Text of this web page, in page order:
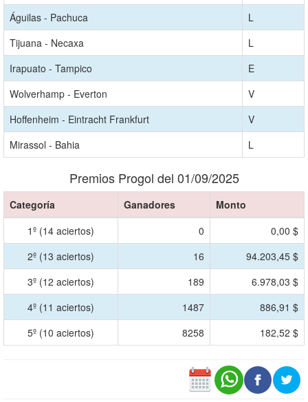
Águilas - Pachuca
L
Tijuana - Necaxa
L
Irapuato - Tampico
E
Wolverhamp - Everton
V
Hoffenheim - Eintracht Frankfurt
V
Mirassol - Bahia
L
Premios Progol del 01/09/2025
Categoría Ganadores
Monto
1º (14 aciertos)
0
0,00 $
2º (13 aciertos)
16
94.203,45 $
3º (12 aciertos)
189
6.978,03 $
4º (11 aciertos)
1487
886,91 $
5º (10 aciertos)
8258 182,52 $